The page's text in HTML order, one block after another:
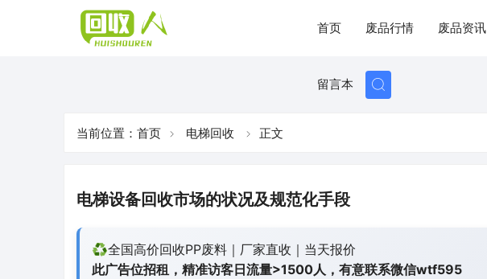
首页 废品行情 废品资讯
留言本
当前位置： 首页 电梯回收 正文
电梯设备回收市场的状况及规范化手段
♻️全国高价回收PP废料｜厂家直收｜当天报价
此广告位招租，精准访客日流量>1500人，有意联系微信wtf595